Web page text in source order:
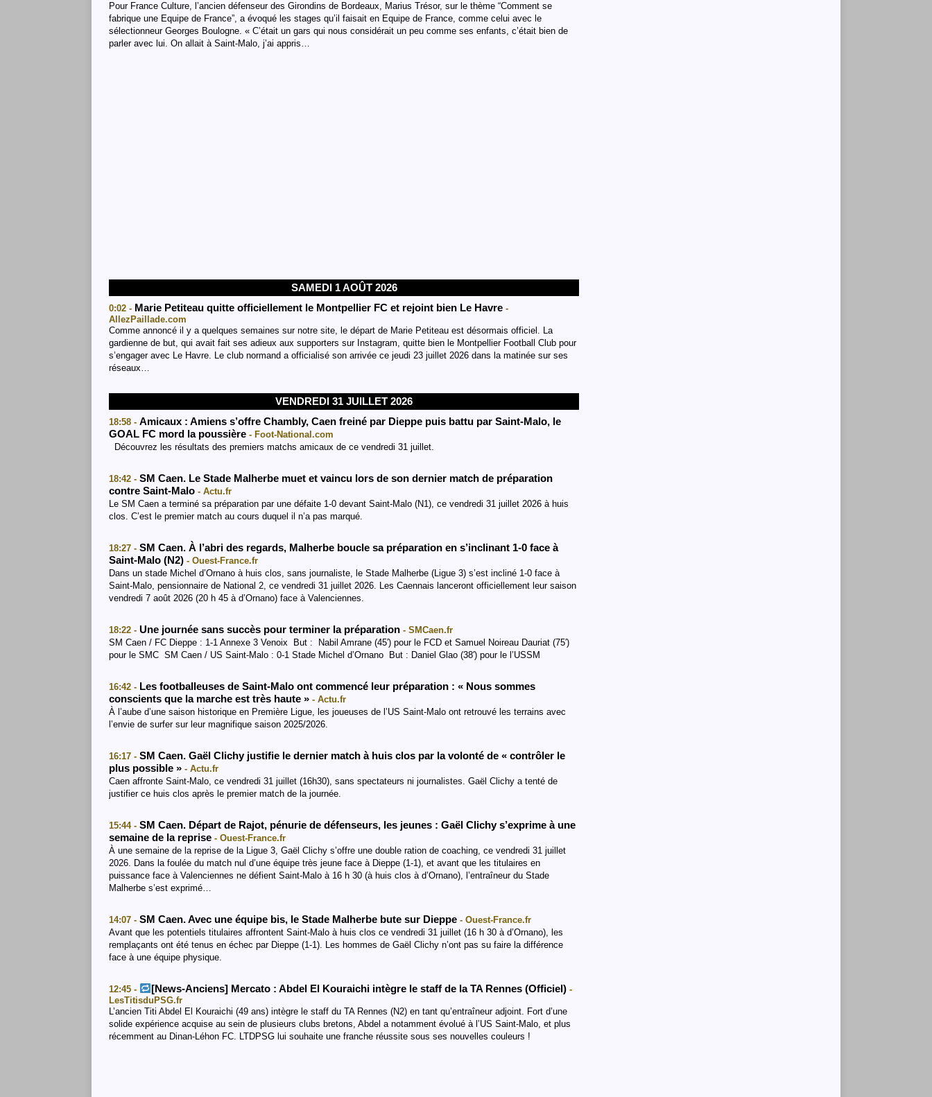
Pour France Culture, l’ancien défenseur des Girondins de Bordeaux, Marius Trésor, sur le thème “Comment se
fabrique une Equipe de France”, a évoqué les stages qu’il faisait en Equipe de France, comme celui avec le
sélectionneur Georges Boulogne. « C’était un gars qui nous considérait un peu comme ses enfants, c’était bien de
parler avec lui. On allait à Saint-Malo, j’ai appris…
SAMEDI 1 AOÛT 2026
0:02 - Marie Petiteau quitte officiellement le Montpellier FC et rejoint bien Le Havre -
AllezPaillade.com
Comme annoncé il y a quelques semaines sur notre site, le départ de Marie Petiteau est désormais officiel. La
gardienne de but, qui avait fait ses adieux aux supporters sur Instagram, quitte bien le Montpellier Football Club pour
s’engager avec Le Havre. Le club normand a officialisé son arrivée ce jeudi 23 juillet 2026 dans la matinée sur ses
réseaux…
VENDREDI 31 JUILLET 2026
18:58 - Amicaux : Amiens s’offre Chambly, Caen freiné par Dieppe puis battu par Saint-Malo, le
GOAL FC mord la poussière - Foot-National.com
Découvrez les résultats des premiers matchs amicaux de ce vendredi 31 juillet.
18:42 - SM Caen. Le Stade Malherbe muet et vaincu lors de son dernier match de préparation
contre Saint-Malo - Actu.fr
Le SM Caen a terminé sa préparation par une défaite 1-0 devant Saint-Malo (N1), ce vendredi 31 juillet 2026 à huis
clos. C’est le premier match au cours duquel il n’a pas marqué.
18:27 - SM Caen. À l’abri des regards, Malherbe boucle sa préparation en s’inclinant 1-0 face à
Saint-Malo (N2) - Ouest-France.fr
Dans un stade Michel d’Ornano à huis clos, sans journaliste, le Stade Malherbe (Ligue 3) s’est incliné 1-0 face à
Saint-Malo, pensionnaire de National 2, ce vendredi 31 juillet 2026. Les Caennais lanceront officiellement leur saison
vendredi 7 août 2026 (20 h 45 à d’Ornano) face à Valenciennes.
18:22 - Une journée sans succès pour terminer la préparation - SMCaen.fr
SM Caen / FC Dieppe : 1-1 Annexe 3 Venoix But : Nabil Amrane (45′) pour le FCD et Samuel Noireau Dauriat (75′)
pour le SMC SM Caen / US Saint-Malo : 0-1 Stade Michel d’Ornano But : Daniel Glao (38′) pour le l’USSM
16:42 - Les footballeuses de Saint-Malo ont commencé leur préparation : « Nous sommes
conscients que la marche est très haute » - Actu.fr
À l’aube d’une saison historique en Première Ligue, les joueuses de l’US Saint-Malo ont retrouvé les terrains avec
l’envie de surfer sur leur magnifique saison 2025/2026.
16:17 - SM Caen. Gaël Clichy justifie le dernier match à huis clos par la volonté de « contrôler le
plus possible » - Actu.fr
Caen affronte Saint-Malo, ce vendredi 31 juillet (16h30), sans spectateurs ni journalistes. Gaël Clichy a tenté de
justifier ce huis clos après le premier match de la journée.
15:44 - SM Caen. Départ de Rajot, pénurie de défenseurs, les jeunes : Gaël Clichy s’exprime à une
semaine de la reprise - Ouest-France.fr
À une semaine de la reprise de la Ligue 3, Gaël Clichy s’offre une double ration de coaching, ce vendredi 31 juillet
2026. Dans la foulée du match nul d’une équipe très jeune face à Dieppe (1-1), et avant que les titulaires en
puissance face à Valenciennes ne défient Saint-Malo à 16 h 30 (à huis clos à d’Ornano), l’entraîneur du Stade
Malherbe s’est exprimé…
14:07 - SM Caen. Avec une équipe bis, le Stade Malherbe bute sur Dieppe - Ouest-France.fr
Avant que les potentiels titulaires affrontent Saint-Malo à huis clos ce vendredi 31 juillet (16 h 30 à d’Ornano), les
remplaçants ont été tenus en échec par Dieppe (1-1). Les hommes de Gaël Clichy n’ont pas su faire la différence
face à une équipe physique.
12:45 - [News-Anciens] Mercato : Abdel El Kouraichi intègre le staff de la TA Rennes (Officiel) -
LesTitisduPSG.fr
L’ancien Titi Abdel El Kouraichi (49 ans) intègre le staff du TA Rennes (N2) en tant qu’entraîneur adjoint. Fort d’une
solide expérience acquise au sein de plusieurs clubs bretons, Abdel a notamment évolué à l’US Saint-Malo, et plus
récemment au Dinan-Léhon FC. LTDPSG lui souhaite une franche réussite sous ses nouvelles couleurs !